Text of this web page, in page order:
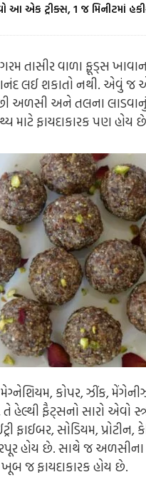
આ એક ટ્રીક્સ, 1 જ મિનીટમાં
તાસીર વાળા ફૂડ્સ
લઈ શકાતો નથી. એવું
અળસી અને તલના
માટે ફાયદાકારક પણ
કોપર, ઝીંક,
ફૈટ્સનો સારો એવો
ફાઈબર, સોડિયમ,
હોય છે. સાથે જ
જ ફાયદાકારક હોય છે.